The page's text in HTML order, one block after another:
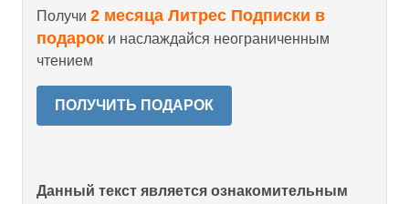
Получи 2 месяца Литрес Подписки в
подарок и наслаждайся неограниченным
чтением
ПОЛУЧИТЬ ПОДАРОК
Данный текст является ознакомительным